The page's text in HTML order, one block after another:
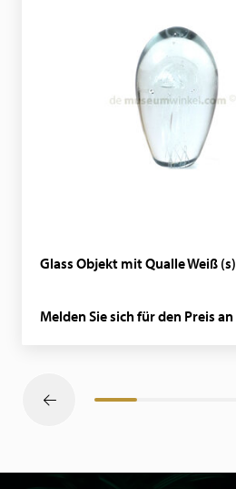
Glass Objekt mit Qualle Weiß (s)
Melden Sie sich für den Preis an